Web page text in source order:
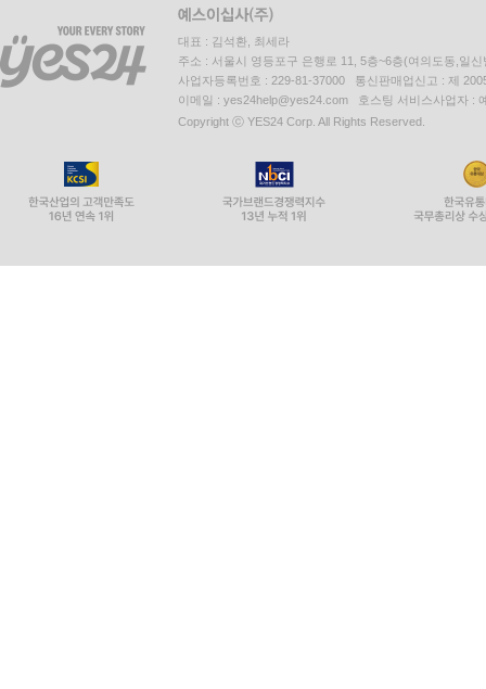
대표 : 김석환, 최세라
주소 : 서울시 영등포구 은행로 11, 5층~6층(여의도동,일신
사업자등록번호 : 229-81-37000 통신판매업신고 : 제
이메일 : yes24help@yes24.com 호스팅 서비스사업자 :
Copyright ⓒ YES24 Corp. All Rights Reserved.